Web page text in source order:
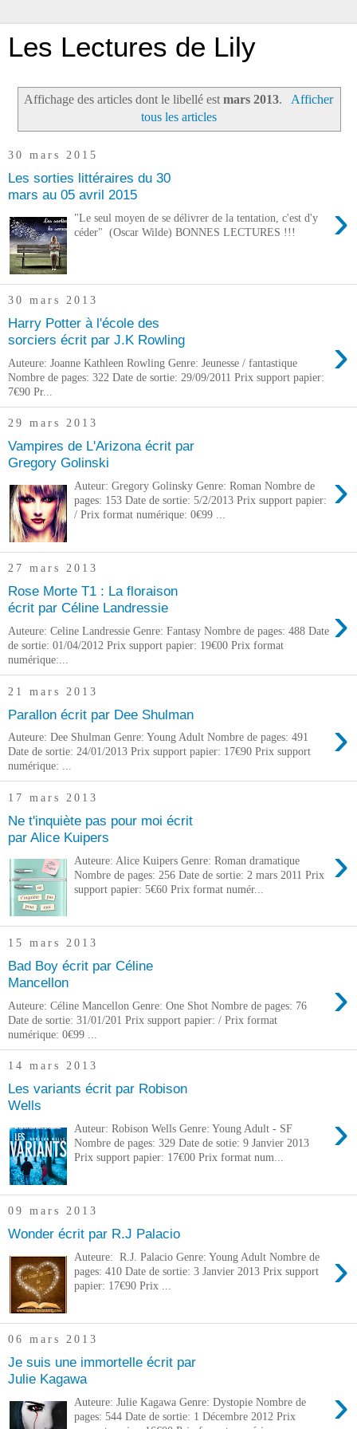
Les Lectures de Lily
Affichage des articles dont le libellé estmars 2013.
Afficher
tous les articles
30 mars 2015
Les sorties littéraires du 30
mars au 05 avril 2015
›
"Le seul moyen de se délivrer de la tentation, c'est d'y
céder" (Oscar Wilde) BONNES LECTURES !!!
30 mars 2013
Harry Potter à l'école des
sorciers écrit par J.K Rowling
›
Auteure: Joanne Kathleen Rowling Genre: Jeunesse / fantastique
Nombre de pages: 322 Date de sortie: 29/09/2011 Prix support papier:
7€90 Pr...
29 mars 2013
Vampires de L'Arizona écrit par
Gregory Golinski
›
Auteur: Gregory Golinsky Genre: Roman Nombre de
pages: 153 Date de sortie: 5/2/2013 Prix support papier:
/ Prix format numérique: 0€99 ...
27 mars 2013
Rose Morte T1 : La floraison
écrit par Céline Landressie
›
Auteure: Celine Landressie Genre: Fantasy Nombre de pages: 488 Date
de sortie: 01/04/2012 Prix support papier: 19€00 Prix format
numérique:...
21 mars 2013
Parallon écrit par Dee Shulman ›
Auteure: Dee Shulman Genre: Young Adult Nombre de pages: 491
Date de sortie: 24/01/2013 Prix support papier: 17€90 Prix support
numérique: ...
17 mars 2013
Ne t'inquiète pas pour moi écrit
par Alice Kuipers
›
Auteure: Alice Kuipers Genre: Roman dramatique
Nombre de pages: 256 Date de sortie: 2 mars 2011 Prix
support papier: 5€60 Prix format numér...
15 mars 2013
Bad Boy écrit par Céline
Mancellon
›
Auteure: Céline Mancellon Genre: One Shot Nombre de pages: 76
Date de sortie: 31/01/201 Prix support papier: / Prix format
numérique: 0€99 ...
14 mars 2013
Les variants écrit par Robison
Wells
›
Auteur: Robison Wells Genre: Young Adult - SF
Nombre de pages: 329 Date de sotie: 9 Janvier 2013
Prix support papier: 17€00 Prix format num...
09 mars 2013
Wonder écrit par R.J Palacio
›
Auteure: R.J. Palacio Genre: Young Adult Nombre de
pages: 410 Date de sortie: 3 Janvier 2013 Prix support
papier: 17€90 Prix ...
06 mars 2013
Je suis une immortelle écrit par
Julie Kagawa
›
Auteure: Julie Kagawa Genre: Dystopie Nombre de
pages: 544 Date de sortie: 1 Décembre 2012 Prix